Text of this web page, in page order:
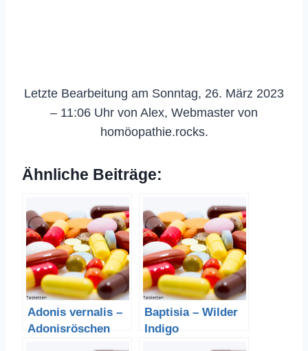
Letzte Bearbeitung am Sonntag, 26. März 2023
– 11:06 Uhr von Alex, Webmaster von
homöopathie.rocks.
Ähnliche Beiträge:
Adonis vernalis –
Adonisröschen
Baptisia – Wilder
Indigo